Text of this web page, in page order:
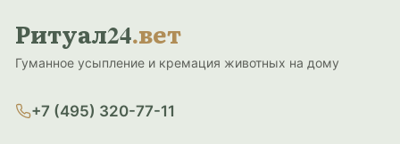
Ритуал24.вет
Гуманное усыпление и кремация животных на дому
+7 (495) 320-77-11